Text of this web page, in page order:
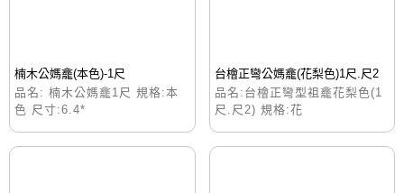
楠木公媽龕(本色)-1尺
品名: 楠木公媽龕1尺 規格:本
色 尺寸:6.4*
台檜正彎公媽龕(花梨色)1尺.尺2
品名:台檜正彎型祖龕花梨色(1
尺.尺2) 規格:花